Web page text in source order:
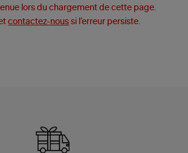
lors du chargement de cette page.
contactez-nous si l’erreur persiste.